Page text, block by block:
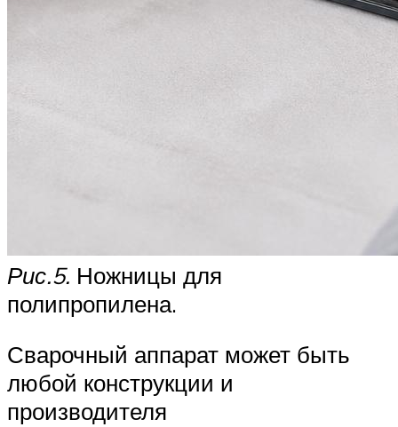
Рис.5. Ножницы для
полипропилена.
Сварочный аппарат может быть
любой конструкции и
производителя